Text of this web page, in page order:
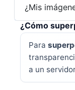
¿Mis
¿Cómo
Para
a un